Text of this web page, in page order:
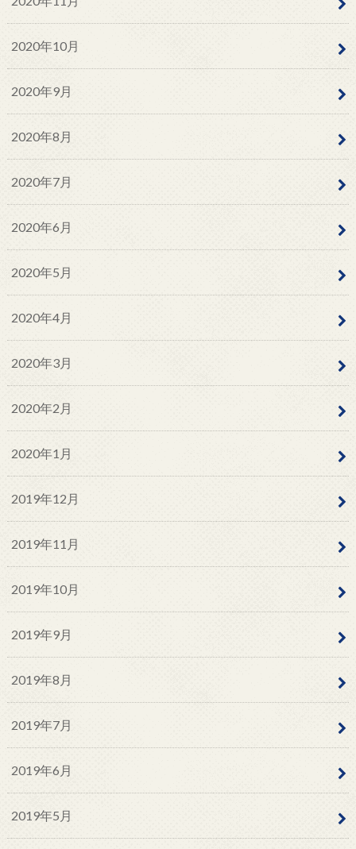
2020年10月
2020年9月
2020年8月
2020年7月
2020年6月
2020年5月
2020年4月
2020年3月
2020年2月
2020年1月
2019年12月
2019年11月
2019年10月
2019年9月
2019年8月
2019年7月
2019年6月
2019年5月